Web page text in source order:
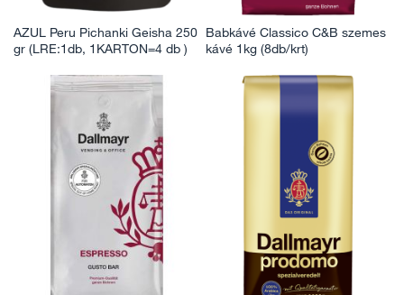
AZUL Peru Pichanki Geisha 250
gr (LRE:1db, 1KARTON=4 db )
Babkávé Classico C&B szemes
kávé 1kg (8db/krt)